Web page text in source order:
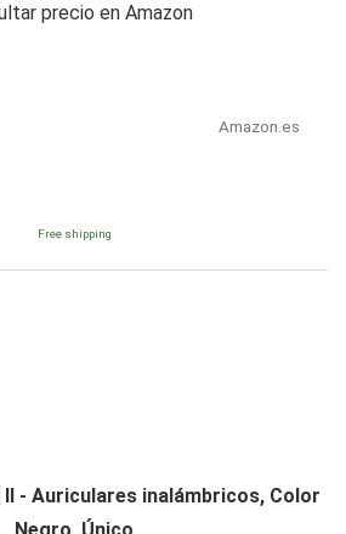
precio en Amazon
Amazon.es
Free shipping
II - Auriculares inalámbricos, Color